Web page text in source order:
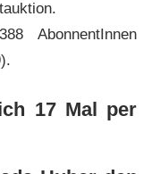
AbonnentInnen
17 Mal per